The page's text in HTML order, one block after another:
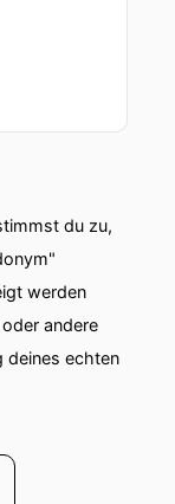
du zu,
werden
andere
deines echten